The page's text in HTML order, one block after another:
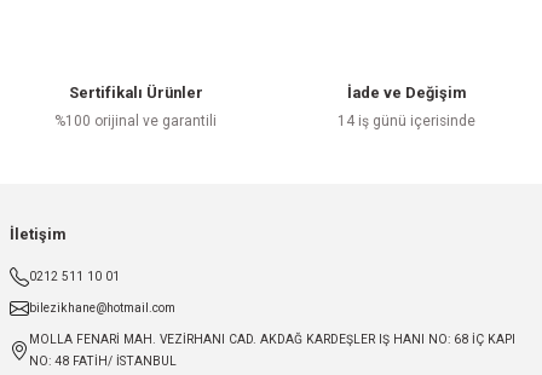
Sertifikalı Ürünler
%100 orijinal ve garantili
İade ve Değişim
14 iş günü içerisinde
İletişim
0212 511 10 01
bilezikhane@hotmail.com
MOLLA FENARİ MAH. VEZİRHANI CAD. AKDAĞ KARDEŞLER IŞ HANI NO: 68 İÇ KAPI
NO: 48 FATİH/ İSTANBUL